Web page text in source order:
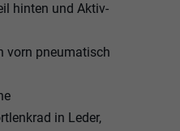
hinten und Aktiv-
vorn pneumatisch
in Leder,